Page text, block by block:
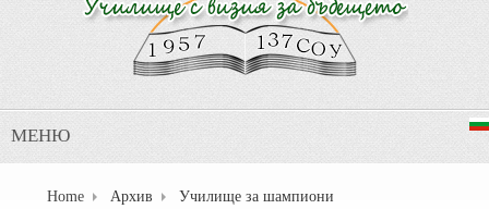
МЕНЮ
Home Архив
Училище за шампиони